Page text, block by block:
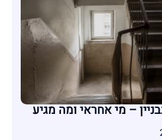
– מי אחראי ומה מגיע